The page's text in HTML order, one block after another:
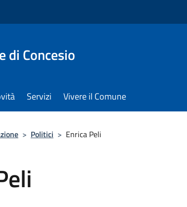
di Concesio
Servizi Vivere il Comune
> Politici > Enrica Peli